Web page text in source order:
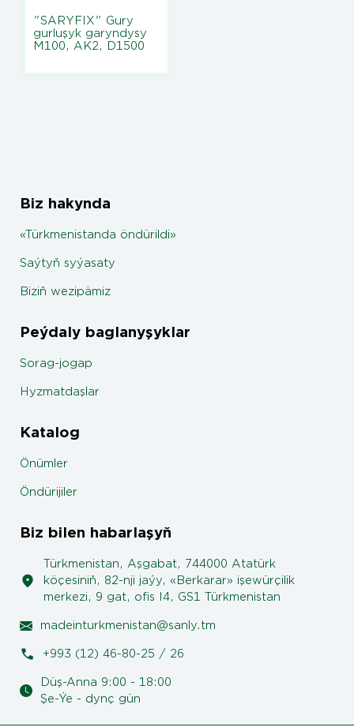
"SARYFIX" Gury
gurluşyk garyndysy
M100, AK2, D1500
Biz hakynda
«Türkmenistanda öndürildi»
Saýtyň syýasaty
Biziň wezipämiz
Peýdaly baglanyşyklar
Sorag-jogap
Hyzmatdaşlar
Katalog
Önümler
Öndürijiler
Biz bilen habarlaşyň
Türkmenistan, Aşgabat, 744000 Atatürk
köçesiniň, 82-nji jaýy, «Berkarar» işewürçilik
merkezi, 9 gat, ofis I4, GS1 Türkmenistan
madeinturkmenistan@sanly.tm
+993 (12) 46-80-25 / 26
Düş-Anna 9:00 - 18:00
Şe-Ýe - dynç gün